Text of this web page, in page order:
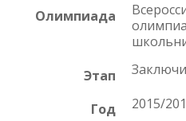
Олимпиада
Этап
Год 2015/